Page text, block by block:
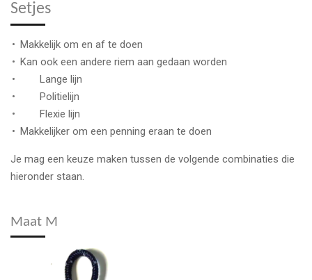
Setjes
Makkelijk om en af te doen
Kan ook een andere riem aan gedaan worden
Lange lijn
Politielijn
Flexie lijn
Makkelijker om een penning eraan te doen
Je mag een keuze maken tussen de volgende combinaties die
hieronder staan.
Maat M